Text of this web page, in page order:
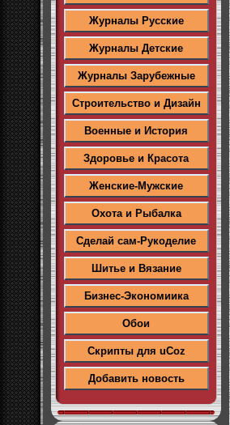
Журналы Русские
Журналы Детские
Журналы Зарубежные
Строительство и Дизайн
Военные и История
Здоровье и Красота
Женские-Мужские
Охота и Рыбалка
Сделай сам-Рукоделие
Шитье и Вязание
Бизнес-Экономиика
Обои
Скрипты для uCoz
Добавить новость